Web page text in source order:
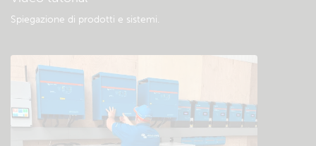
Spiegazione di prodotti e sistemi.